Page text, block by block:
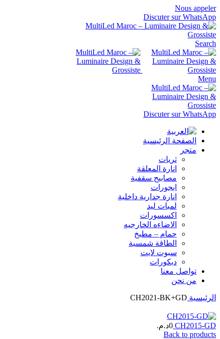
Nous appeler
Discuter sur WhatsApp
Search
Menu
Discuter sur WhatsApp
الصفحة الرئيسية
متجر
ثريات
انارة المعلقة
مصابيح سقفية
ابجورات
انارة جدارية داخلية
لمبات ليد
اكسسورات
الاضاءه الخارجیه
حمام – مطبخ
الطاقة شمسية
سبوت لايت
ديكورات
تواصل معنا
من نحن
الرئيسية CH2021-BK+GD
CH2015-GD
0د.م.
Back to products